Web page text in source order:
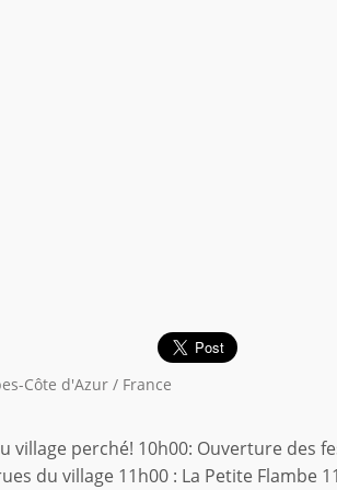
Côte d'Azur / France
village perché! 10h00: Ouverture des
du village 11h00 : La Petite Flambe